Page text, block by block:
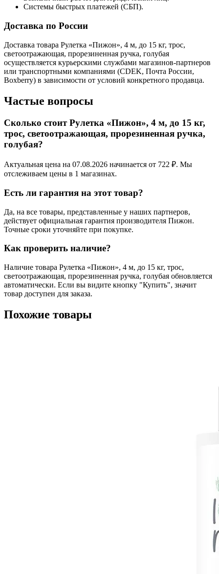
Системы быстрых платежей (СБП).
Доставка по России
Доставка товара Рулетка «Пижон», 4 м, до 15 кг, трос,
светоотражающая, прорезиненная ручка, голубая
осуществляется курьерскими службами магазинов-партнеров
или транспортными компаниями (CDEK, Почта России,
Boxberry) в зависимости от условий конкретного продавца.
Частые вопросы
Сколько стоит Рулетка «Пижон», 4 м, до 15 кг,
трос, светоотражающая, прорезиненная ручка,
голубая?
Актуальная цена на 07.08.2026 начинается от 722 ₽. Мы
отслеживаем цены в 1 магазинах.
Есть ли гарантия на этот товар?
Да, на все товары, представленные у наших партнеров,
действует официальная гарантия производителя Пижон.
Точные сроки уточняйте при покупке.
Как проверить наличие?
Наличие товара Рулетка «Пижон», 4 м, до 15 кг, трос,
светоотражающая, прорезиненная ручка, голубая обновляется
автоматически. Если вы видите кнопку "Купить", значит
товар доступен для заказа.
Похожие товары